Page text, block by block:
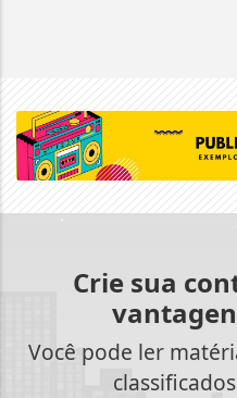
Crie sua
Você pode ler